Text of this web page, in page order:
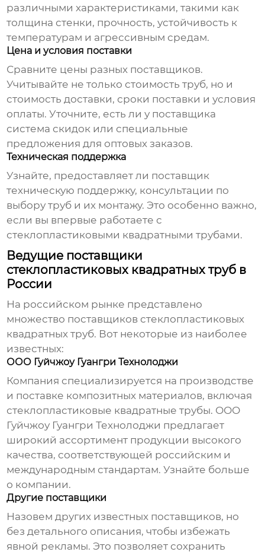
различными характеристиками, такими как
толщина стенки, прочность, устойчивость к
температурам и агрессивным средам.
Цена и условия поставки
Сравните цены разных поставщиков.
Учитывайте не только стоимость труб, но и
стоимость доставки, сроки поставки и условия
оплаты. Уточните, есть ли у поставщика
система скидок или специальные
предложения для оптовых заказов.
Техническая поддержка
Узнайте, предоставляет ли поставщик
техническую поддержку, консультации по
выбору труб и их монтажу. Это особенно важно,
если вы впервые работаете с
стеклопластиковыми квадратными трубами.
Ведущие поставщики
стеклопластиковых квадратных труб в
России
На российском рынке представлено
множество поставщиков стеклопластиковых
квадратных труб. Вот некоторые из наиболее
известных:
ООО Гуйчжоу Гуангри Технолоджи
Компания специализируется на производстве
и поставке композитных материалов, включая
стеклопластиковые квадратные трубы. ООО
Гуйчжоу Гуангри Технолоджи предлагает
широкий ассортимент продукции высокого
качества, соответствующей российским и
международным стандартам.Узнайте больше
о компании.
Другие поставщики
Назовем других известных поставщиков, но
без детального описания, чтобы избежать
явной рекламы. Это позволяет сохранить